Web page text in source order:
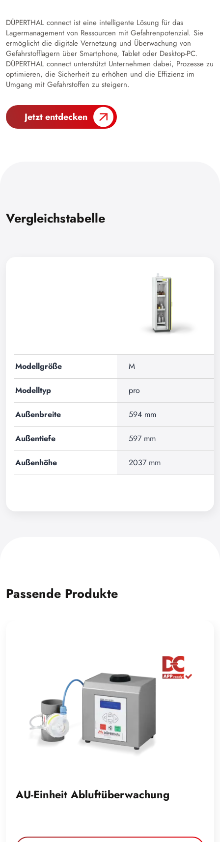
DÜPERTHAL connect ist eine intelligente Lösung für das
Lagermanagement von Ressourcen mit Gefahrenpotenzial. Sie
ermöglicht die digitale Vernetzung und Überwachung von
Gefahrstofflagern über Smartphone, Tablet oder Desktop-PC.
DÜPERTHAL connect unterstützt Unternehmen dabei, Prozesse zu
optimieren, die Sicherheit zu erhöhen und die Effizienz im
Umgang mit Gefahrstoffen zu steigern.
Jetzt entdecken
Vergleichstabelle
Modellgröße M
Modelltyp pro
Außenbreite 594 mm
Außentiefe 597 mm
Außenhöhe 2037 mm
Passende Produkte
AU-Einheit Abluftüberwachung